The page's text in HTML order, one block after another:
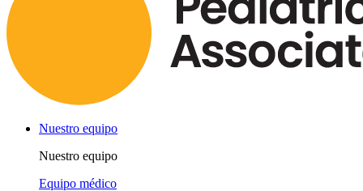
Nuestro equipo
Nuestro equipo
Equipo médico